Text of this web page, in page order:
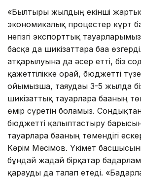
«Былтырғы жылдың екінші
экономикалық процестер күрт
негізгі экспорттық
басқа да шикізаттарға баға
атқарылуына да әсер етті, біз
қажеттілікке орай, бюджетті
ойымызша, таяудағы 3-5 жылда
шикізаттық тауарларға бағаның
өмір сүретін боламыз.
бюджетті қалыптастыру
тауарларға бағаның төмендігі
Кәрім Мәсімов. Үкімет
бұндай жағдай бірқатар
қарауды да талап етеді.